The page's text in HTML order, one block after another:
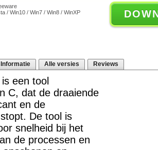
/ Win10 / Win7 / Win8 / WinXP
Informatie Alle versies Reviews
is een tool
C, dat de draaiende
en de
De tool is
snelheid bij het
de processen en